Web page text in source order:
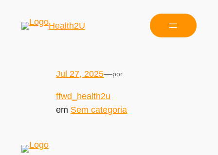
Health2U
Jul 27, 2025—por
ffwd_health2u
em Sem categoria